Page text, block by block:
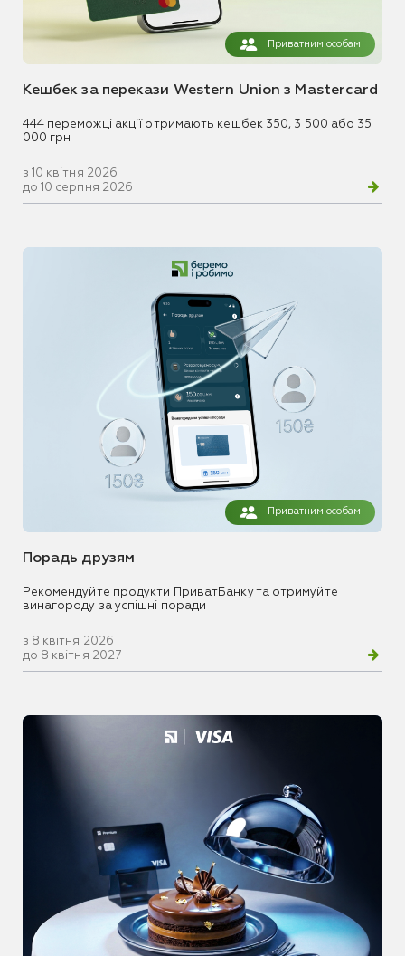
Приватним особам
Кешбек за перекази Western Union з Mastercard
444 переможці акції отримають кешбек 350, 3 500 або 35
000 грн
з 10 квітня 2026
до 10 серпня 2026
Приватним особам
Порадь друзям
Рекомендуйте продукти ПриватБанку та отримуйте
винагороду за успішні поради
з 8 квітня 2026
до 8 квітня 2027